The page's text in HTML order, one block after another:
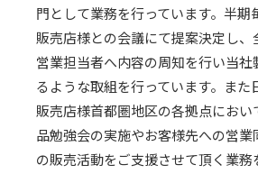
門として業務を行っています。半期
販売店様との会議にて提案決定し
営業担当者へ内容の周知を行い当
るような取組を行っています。また
販売店様首都圏地区の各拠点におい
品勉強会の実施やお客様先への営
の販売活動をご支援させて頂く業務